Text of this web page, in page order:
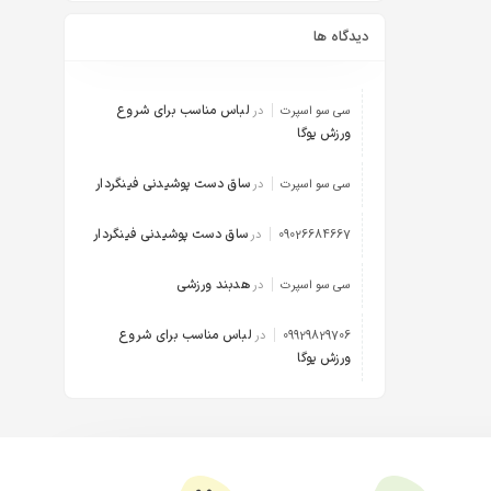
دیدگاه ها
سی سو اسپرت درلباس مناسب برای شروع
ورزش یوگا
سی سو اسپرت درساق دست پوشیدنی فینگردار
09026684667 درساق دست پوشیدنی فینگردار
سی سو اسپرت درهدبند ورزشی
09929829706 درلباس مناسب برای شروع
ورزش یوگا